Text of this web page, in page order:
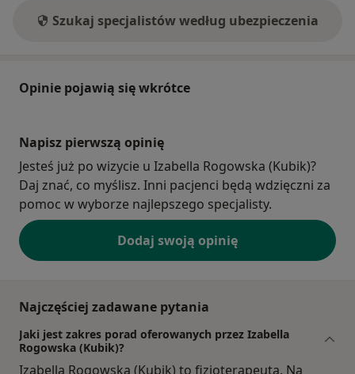
Szukaj specjalistów według ubezpieczenia
Opinie pojawią się wkrótce
Napisz pierwszą opinię
Jesteś już po wizycie u Izabella Rogowska (Kubik)?
Daj znać, co myślisz. Inni pacjenci będą wdzięczni za
pomoc w wyborze najlepszego specjalisty.
Dodaj swoją opinię
Najczęściej zadawane pytania
Jaki jest zakres porad oferowanych przez Izabella
Rogowska (Kubik)?
Izabella Rogowska (Kubik) to fizjoterapeuta. Na